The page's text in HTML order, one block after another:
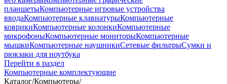
планшетыКомпьютерные игровые устройства
вводаКомпьютерные клавиатурыКомпьютерные
коврикиКомпьютерные колонкиКомпьютерные
микрофоныКомпьютерные мониторыКомпьютерные
мышкиКомпьютерные наушникиСетевые фильтрыСумки и
рюкзаки для ноутбука
Перейти в раздел
Компьютерные комплектующие
Каталог/Компьютеры/